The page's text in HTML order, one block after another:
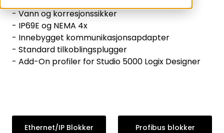
- Vann og korresjonssikker
- IP69E og NEMA 4x
- Innebygget kommunikasjonsapdapter
- Standard tilkoblingsplugger
- Add-On profiler for Studio 5000 Logix Designer
Ethernet/IP Blokker Profibus blokker